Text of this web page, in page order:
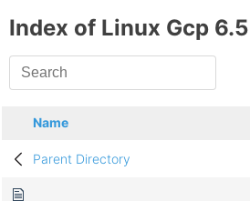
Index of Linux Gcp 6.5
Name
Parent Directory